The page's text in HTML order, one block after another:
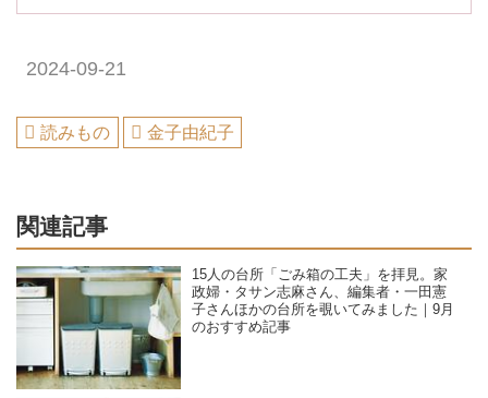
2024-09-21
読みもの 金子由紀子
関連記事
15人の台所「ごみ箱の工夫」を拝見。家
政婦・タサン志麻さん、編集者・一田憲
子さんほかの台所を覗いてみました｜9月
のおすすめ記事